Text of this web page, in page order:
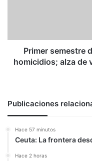
homicidios;
de
años
70%
Primer semestre
homicidios; alza de
Publicaciones
Hace 57 minutos
Ceuta: La frontera
Hace 2 horas